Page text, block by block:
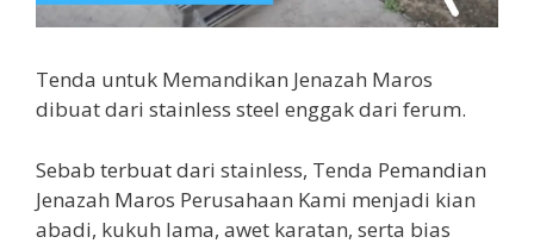
Tenda untuk Memandikan Jenazah Maros
dibuat dari stainless steel enggak dari ferum.
Sebab terbuat dari stainless, Tenda Pemandian
Jenazah Maros Perusahaan Kami menjadi kian
abadi, kukuh lama, awet karatan, serta bias